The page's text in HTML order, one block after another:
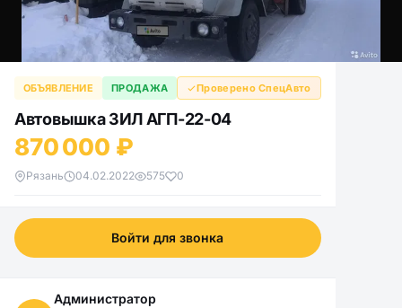
ОБЪЯВЛЕНИЕ ПРОДАЖА Проверено СпецАвто
Автовышка ЗИЛ АГП-22-04
870 000 ₽
Рязань 04.02.2022 575 0
Войти для звонка
Администратор